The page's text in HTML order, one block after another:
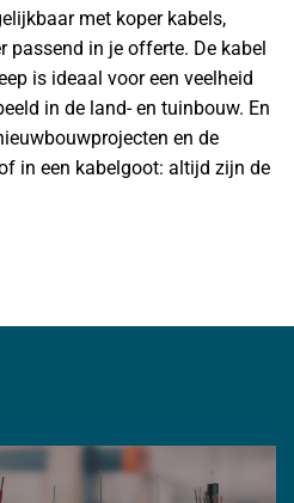
met koper kabels,
passend in je offerte. De kabel
is ideaal voor een veelheid
in de land- en tuinbouw. En
en de
in een kabelgoot: altijd zijn de